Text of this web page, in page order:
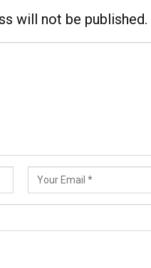
will not be published.